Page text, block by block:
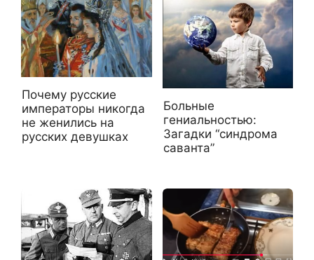
Почему русские
императоры никогда
не женились на
русских девушках
Больные
гениальностью:
Загадки “синдрома
саванта”